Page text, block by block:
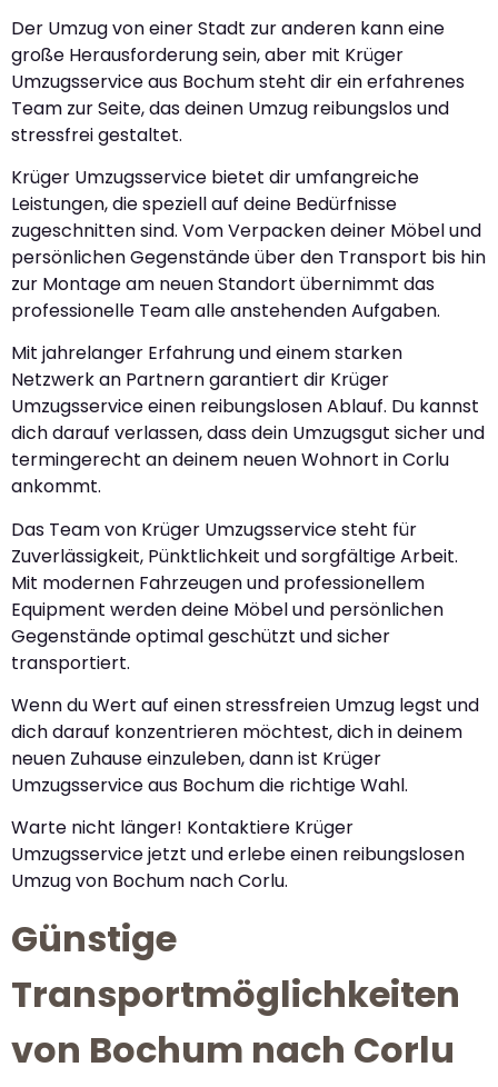
Der Umzug von einer Stadt zur anderen kann eine
große Herausforderung sein, aber mit Krüger
Umzugsservice aus Bochum steht dir ein erfahrenes
Team zur Seite, das deinen Umzug reibungslos und
stressfrei gestaltet.
Krüger Umzugsservice bietet dir umfangreiche
Leistungen, die speziell auf deine Bedürfnisse
zugeschnitten sind. Vom Verpacken deiner Möbel und
persönlichen Gegenstände über den Transport bis hin
zur Montage am neuen Standort übernimmt das
professionelle Team alle anstehenden Aufgaben.
Mit jahrelanger Erfahrung und einem starken
Netzwerk an Partnern garantiert dir Krüger
Umzugsservice einen reibungslosen Ablauf. Du kannst
dich darauf verlassen, dass dein Umzugsgut sicher und
termingerecht an deinem neuen Wohnort in Corlu
ankommt.
Das Team von Krüger Umzugsservice steht für
Zuverlässigkeit, Pünktlichkeit und sorgfältige Arbeit.
Mit modernen Fahrzeugen und professionellem
Equipment werden deine Möbel und persönlichen
Gegenstände optimal geschützt und sicher
transportiert.
Wenn du Wert auf einen stressfreien Umzug legst und
dich darauf konzentrieren möchtest, dich in deinem
neuen Zuhause einzuleben, dann ist Krüger
Umzugsservice aus Bochum die richtige Wahl.
Warte nicht länger! Kontaktiere Krüger
Umzugsservice jetzt und erlebe einen reibungslosen
Umzug von Bochum nach Corlu.
Günstige
Transportmöglichkeiten
von Bochum nach Corlu